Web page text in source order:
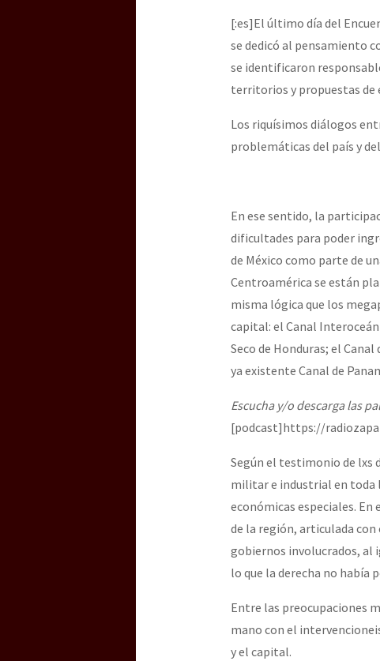
[:es]El último día del
se dedicó al pensamiento
se identificaron
territorios y propuestas de
Los riquísimos diálogos
problemáticas del país y
En ese sentido, la
dificultades para poder
de México como parte de
Centroamérica se están
misma lógica que los
capital: el Canal
Seco de Honduras; el
ya existente Canal de
Escucha y/o descarga las
[podcast]https://
Según el testimonio de lxs
militar e industrial en toda
económicas especiales.
de la región, articulada con
gobiernos involucrados, al
lo que la derecha no había
Entre las preocupaciones
mano con el
y el capital.